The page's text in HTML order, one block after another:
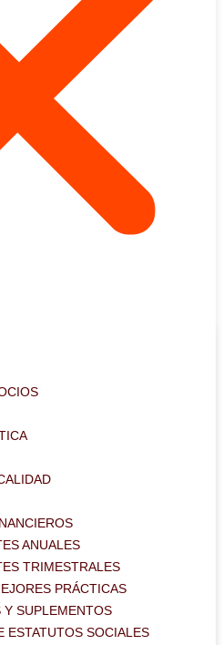
ANUALES
TRIMESTRALES
PRÁCTICAS
Y SUPLEMENTOS
ESTATUTOS SOCIALES